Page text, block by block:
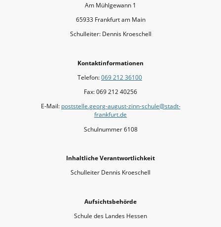
Am Mühlgewann 1
65933 Frankfurt am Main
Schulleiter: Dennis Kroeschell
Kontaktinformationen
Telefon:069 212 36100
Fax: 069 212 40256
E-Mail: poststelle.georg-august-zinn-schule@stadt-
frankfurt.de
Schulnummer 6108
Inhaltliche Verantwortlichkeit
Schulleiter Dennis Kroeschell
Aufsichtsbehörde
Schule des Landes Hessen